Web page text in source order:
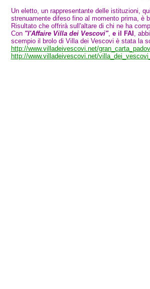
Un eletto, un rappresentante delle istituzioni,
strenuamente difeso fino al momento prima, è
Risultato che offrirà sull'altare di chi ne ha
Con "l'Affaire Villa dei Vescovi", e il FAI ,
scempio il brolo di Villa dei Vescovi è stata la
http://www.villadeivescovi.net/
http://www.villadeivescovi.net/